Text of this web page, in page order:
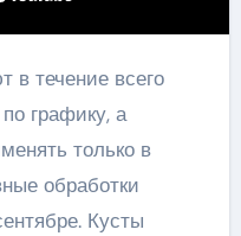
в течение всего
графику, а
только в
обработки
Кусты